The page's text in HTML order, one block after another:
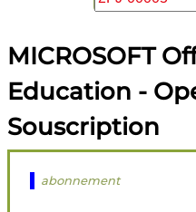
MICROSOFT
Education -
Souscription
abonnement